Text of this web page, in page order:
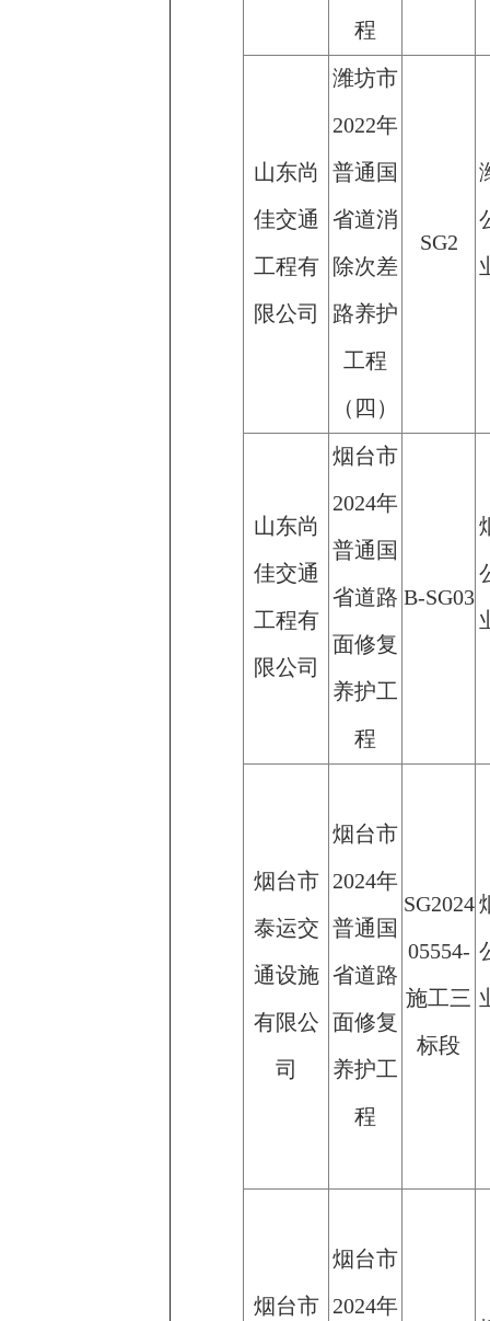
程
山东尚
佳交通
工程有
限公司
潍坊市
2022年
普通国
省道消
除次差
路养护
工程
（四）
SG2
山东尚
佳交通
工程有
限公司
烟台市
2024年
普通国
省道路
面修复
养护工
程
B-SG03
烟台市
泰运交
通设施
有限公
司
烟台市
2024年
普通国
省道路
面修复
养护工
程
SG2024
05554-
施工三
标段
烟台市
烟台市
2024年